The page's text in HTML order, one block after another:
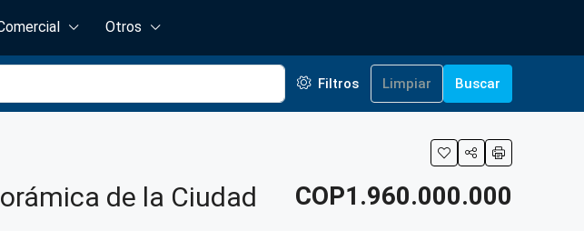
Otros
Filtros Limpiar Buscar
de la Ciudad COP1.960.000.000